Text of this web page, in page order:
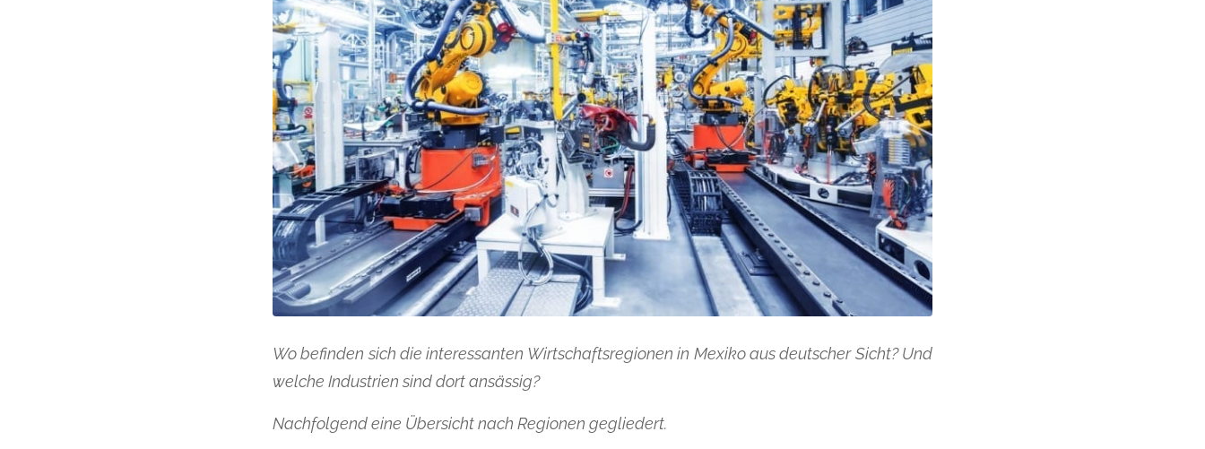
Wo befinden sich die interessanten Wirtschaftsregionen in Mexiko aus deutscher Sicht? Und
welche Industrien sind dort ansässig?
Nachfolgend eine Übersicht nach Regionen gegliedert.